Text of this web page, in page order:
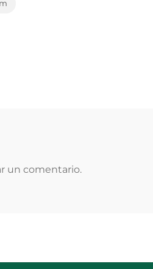
un comentario.